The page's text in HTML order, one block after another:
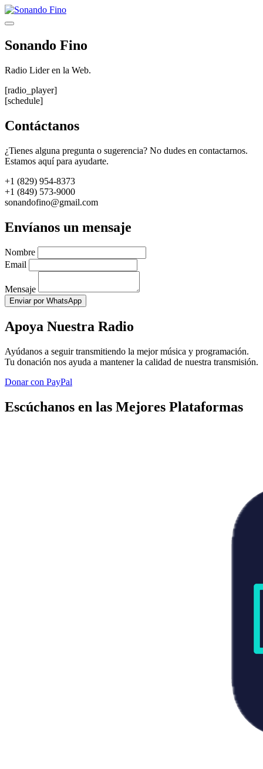
Saltar
al
Menú
Sonando Fino
Radio Lider en la Web.
[radio_player]
[schedule]
Contáctanos
¿Tienes alguna pregunta o sugerencia? No dudes en contactarnos.
Estamos aquí para ayudarte.
+1 (829) 954-8373
+1 (849) 573-9000
sonandofino@gmail.com
Envíanos un mensaje
Nombre
Email
Mensaje
Enviar por WhatsApp
Apoya Nuestra Radio
Ayúdanos a seguir transmitiendo la mejor música y programación.
Tu donación nos ayuda a mantener la calidad de nuestra transmisión.
Donar con PayPal
Escúchanos en las Mejores Plataformas